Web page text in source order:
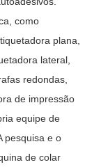
como
plana,
lateral,
redondas,
de impressão
equipe de
pesquisa e o
de colar